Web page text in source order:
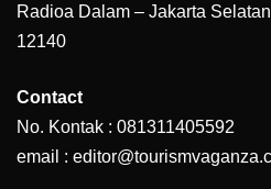
Radioa Dalam – Jakarta Selatan
12140
Contact
No. Kontak : 081311405592
email :